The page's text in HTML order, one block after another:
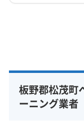
所在地
徳島県板野郡松茂町
板野郡松茂町
ーニング業者